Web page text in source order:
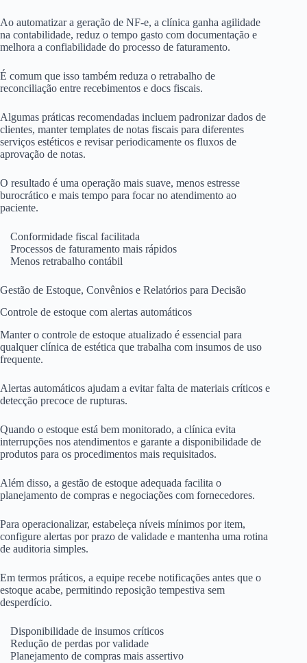
Ao automatizar a geração de NF-e, a clínica ganha agilidade
na contabilidade, reduz o tempo gasto com documentação e
melhora a confiabilidade do processo de faturamento.
É comum que isso também reduza o retrabalho de
reconciliação entre recebimentos e docs fiscais.
Algumas práticas recomendadas incluem padronizar dados de
clientes, manter templates de notas fiscais para diferentes
serviços estéticos e revisar periodicamente os fluxos de
aprovação de notas.
O resultado é uma operação mais suave, menos estresse
burocrático e mais tempo para focar no atendimento ao
paciente.
Conformidade fiscal facilitada
Processos de faturamento mais rápidos
Menos retrabalho contábil
Gestão de Estoque, Convênios e Relatórios para Decisão
Controle de estoque com alertas automáticos
Manter o controle de estoque atualizado é essencial para
qualquer clínica de estética que trabalha com insumos de uso
frequente.
Alertas automáticos ajudam a evitar falta de materiais críticos e
detecção precoce de rupturas.
Quando o estoque está bem monitorado, a clínica evita
interrupções nos atendimentos e garante a disponibilidade de
produtos para os procedimentos mais requisitados.
Além disso, a gestão de estoque adequada facilita o
planejamento de compras e negociações com fornecedores.
Para operacionalizar, estabeleça níveis mínimos por item,
configure alertas por prazo de validade e mantenha uma rotina
de auditoria simples.
Em termos práticos, a equipe recebe notificações antes que o
estoque acabe, permitindo reposição tempestiva sem
desperdício.
Disponibilidade de insumos críticos
Redução de perdas por validade
Planejamento de compras mais assertivo